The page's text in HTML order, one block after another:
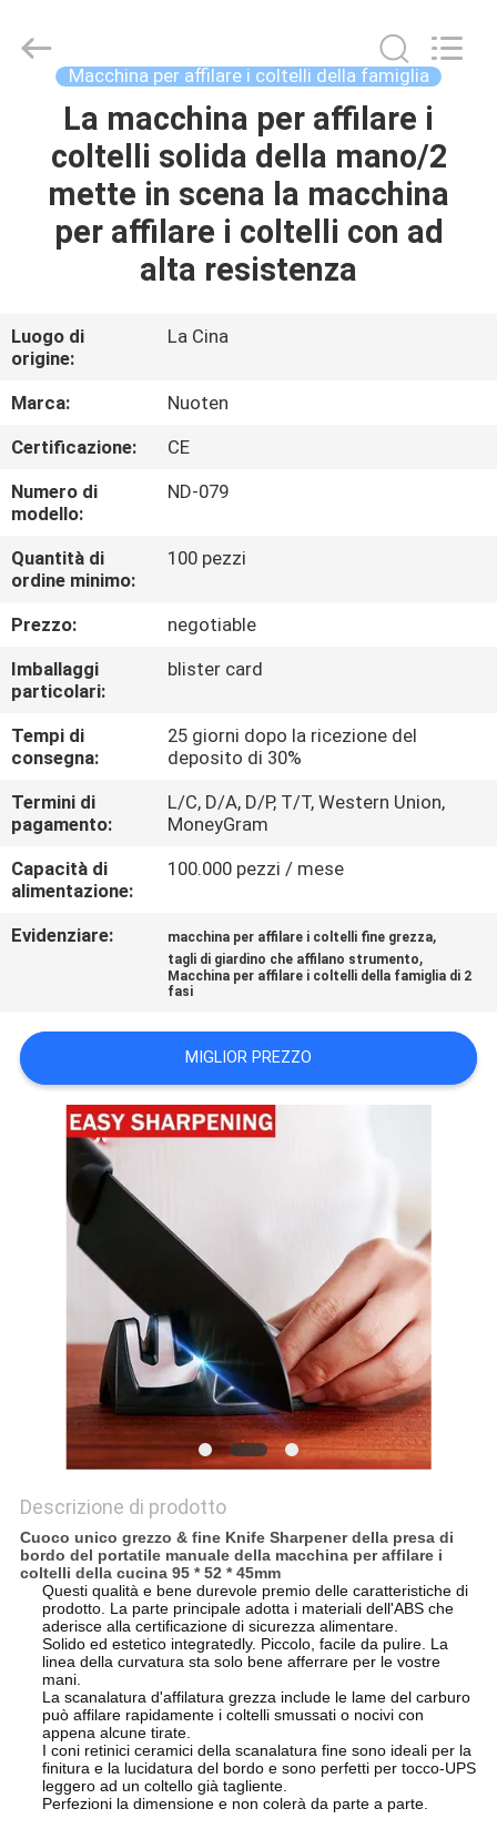
CASA.
PRODOTTI
VIDEO
SU
DI
NOI
VISITA
DELLA
FABBRICA
CONTROLLO
DELLA
QUALITÀ
CONTATTACI
NOTIZIE
PREVENTIVO
MAPPA
SITO
PRIVACY
Norton
Electric
Macchina per affilare i coltelli della famiglia
La macchina per affilare i
coltelli solida della mano/2
mette in scena la macchina
per affilare i coltelli con ad
alta resistenza
Luogo di
origine:
La Cina
Marca:
Nuoten
Certificazione:
CE
Numero di
modello:
ND-079
Quantità di
ordine minimo:
100 pezzi
Prezzo:
negotiable
Imballaggi
particolari:
blister card
Tempi di
consegna:
25 giorni dopo la ricezione del
deposito di 30%
Termini di
pagamento:
L/C, D/A, D/P, T/T, Western Union,
MoneyGram
Capacità di
alimentazione:
100.000 pezzi / mese
Evidenziare: macchina per affilare i coltelli fine grezza,
tagli di giardino che affilano strumento,
Macchina per affilare i coltelli della famiglia di 2
fasi
MIGLIOR PREZZO
Descrizione di prodotto
Cuoco unico grezzo & fine Knife Sharpener della presa di
bordo del portatile manuale della macchina per affilare i
coltelli della cucina 95 * 52 * 45mm
Questi qualità e bene durevole premio delle caratteristiche di
prodotto. La parte principale adotta i materiali dell'ABS che
aderisce alla certificazione di sicurezza alimentare.
Solido ed estetico integratedly. Piccolo, facile da pulire. La
linea della curvatura sta solo bene afferrare per le vostre
mani.
La scanalatura d'affilatura grezza include le lame del carburo
può affilare rapidamente i coltelli smussati o nocivi con
appena alcune tirate.
I coni retinici ceramici della scanalatura fine sono ideali per la
finitura e la lucidatura del bordo e sono perfetti per tocco-UPS
leggero ad un coltello già tagliente.
Perfezioni la dimensione e non colerà da parte a parte.